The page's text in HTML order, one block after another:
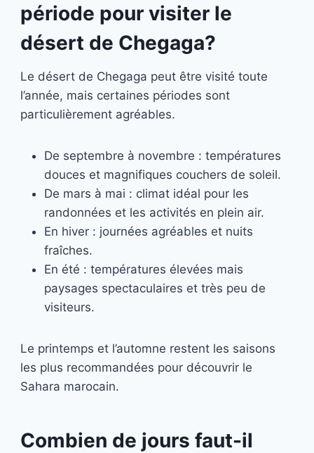
période pour visiter le
désert de Chegaga?
Le désert de Chegaga peut être visité toute
l’année, mais certaines périodes sont
particulièrement agréables.
De septembre à novembre : températures
douces et magnifiques couchers de soleil.
De mars à mai : climat idéal pour les
randonnées et les activités en plein air.
En hiver : journées agréables et nuits
fraîches.
En été : températures élevées mais
paysages spectaculaires et très peu de
visiteurs.
Le printemps et l’automne restent les saisons
les plus recommandées pour découvrir le
Sahara marocain.
Combien de jours faut-il